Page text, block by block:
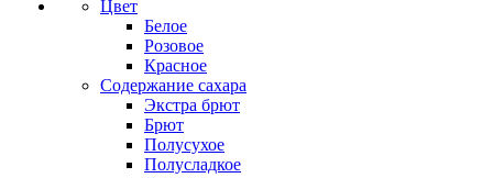
Цвет
Белое
Розовое
Красное
Содержание сахара
Экстра брют
Брют
Полусухое
Полусладкое